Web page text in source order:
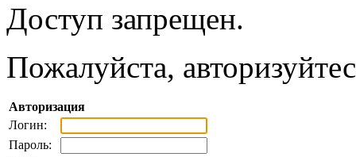
Доступ запрещен.
Пожалуйста,
Авторизация
Логин:
Пароль: